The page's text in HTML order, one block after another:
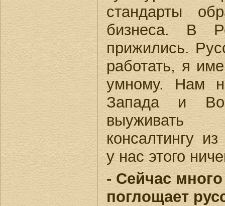
стандарты
бизнеса. В
прижились.
работать, я
умному. Нам
Запада и
консалтингу
у нас этого
- Сейчас
поглощает